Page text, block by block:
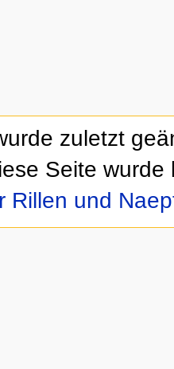
zuletzt
Seite
Rillen und